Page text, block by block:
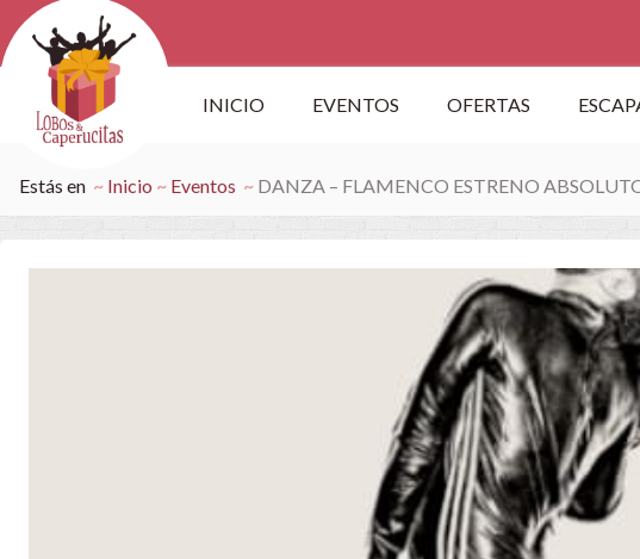
INICIO EVENTOS OFERTAS
Estás en Inicio Eventos DANZA – FLAMENCO ESTRENO